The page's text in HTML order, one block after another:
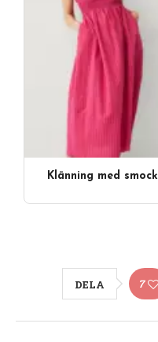
Klänning med smock
DELA 7